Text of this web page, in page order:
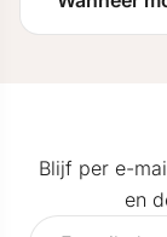
Blijf per e-
en